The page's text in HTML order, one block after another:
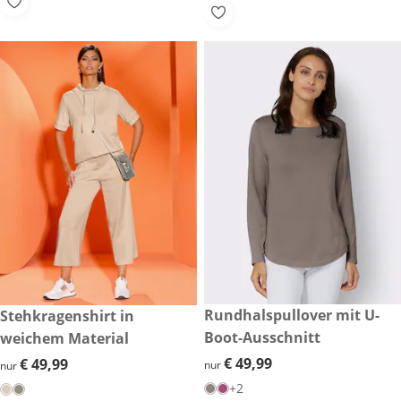
€ 49,99
Stehkragenshirt in
weichem Material
€ 49,99
nur€ 49,99
€ 49,99
Rundhalspullover mit U-
Boot-Ausschnitt
€ 49,99
nur€ 49,99
+2